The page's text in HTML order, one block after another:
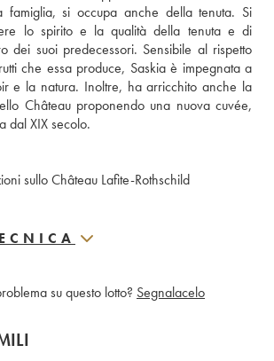
famiglia, si occupa anche della tenuta. Si
lo spirito e la qualità della tenuta e di
dei suoi predecessori. Sensibile al rispetto
che essa produce, Saskia è impegnata a
e la natura. Inoltre, ha arricchito anche la
Château proponendo una nuova cuvée,
dal XIX secolo.
sullo Château Lafite-Rothschild
su questo lotto? Segnalacelo